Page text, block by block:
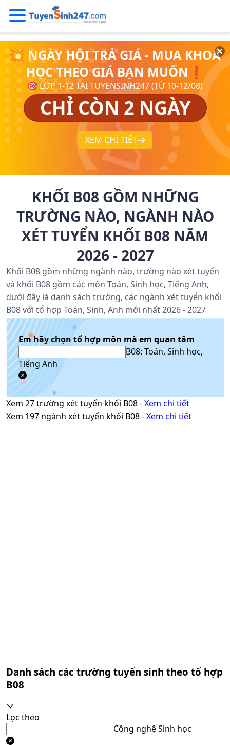
💥 NGÀY HỘI TRẢ GIÁ - MUA KHOÁ
HỌC THEO GIÁ BẠN MUỐN❗
🎯 LỚP 1-12 TẠI TUYENSINH247 (TỪ 10-12/08)
CHỈ CÒN 2 NGÀY
XEM CHI TIẾT
KHỐI B08 GỒM NHỮNG
TRƯỜNG NÀO, NGÀNH NÀO
XÉT TUYỂN KHỐI B08 NĂM
2026 - 2027
Khối B08 gồm những ngành nào, trường nào xét tuyển
và khối B08 gồm các môn Toán, Sinh học, Tiếng Anh,
dưới đây là danh sách trường, các ngành xét tuyển khối
B08 với tổ hợp Toán, Sinh, Anh mới nhất 2026 - 2027
Em hãy chọn tổ hợp môn mà em quan tâm
B08: Toán, Sinh học,
Tiếng Anh
Xem 27trường xét tuyển khối B08-Xem chi tiết
Xem 197 ngành xét tuyển khối B08-Xem chi tiết
Danh sách các trường tuyển sinh theo tổ hợp
B08
Lọc theo
Công nghệ Sinh học